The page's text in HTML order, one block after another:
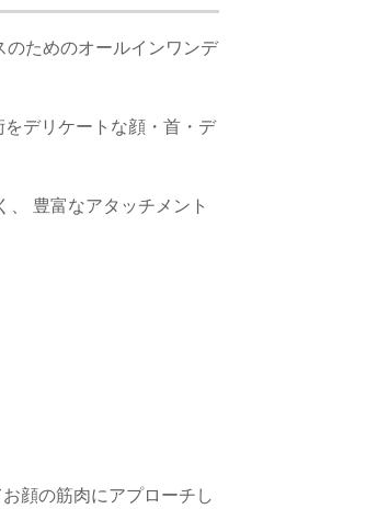
のためのオールインワンデ
デリケートな顔・首・デ
、 豊富なアタッチメント
顔の筋肉にアプローチし